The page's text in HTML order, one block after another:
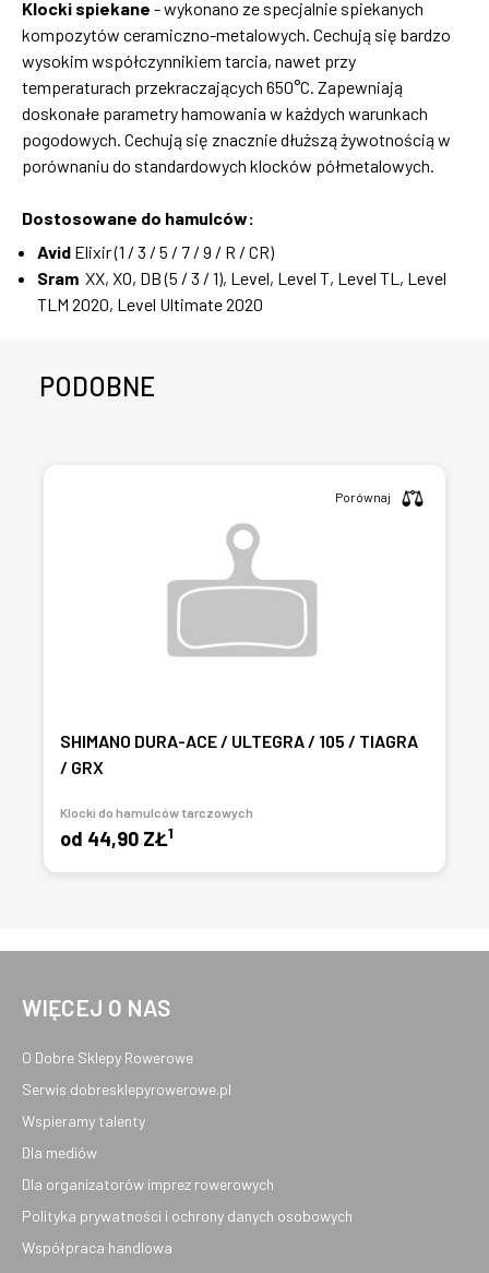
Klocki spiekane - wykonano ze specjalnie spiekanych
kompozytów ceramiczno-metalowych. Cechują się bardzo
wysokim współczynnikiem tarcia, nawet przy
temperaturach przekraczających 650°C. Zapewniają
doskonałe parametry hamowania w każdych warunkach
pogodowych. Cechują się znacznie dłuższą żywotnością w
porównaniu do standardowych klocków półmetalowych.
Dostosowane do hamulców:
Avid Elixir (1 / 3 / 5 / 7 / 9 / R / CR)
Sram XX, XO, DB (5 / 3 / 1), Level, Level T, Level TL, Level
TLM 2020, Level Ultimate 2020
PODOBNE
SHIMANO DURA-ACE / ULTEGRA / 105 / TIAGRA
/ GRX
Klocki do hamulców tarczowych
od 44,90 ZŁ1
Porównaj
WIĘCEJ O NAS
O Dobre Sklepy Rowerowe
Serwis dobresklepyrowerowe.pl
Wspieramy talenty
Dla mediów
Dla organizatorów imprez rowerowych
Polityka prywatności i ochrony danych osobowych
Współpraca handlowa